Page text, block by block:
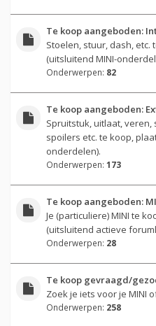
Te koop aangeboden:
Stoelen, stuur, dash, etc.
(uitsluitend MINI-
Onderwerpen: 82
Te koop aangeboden:
Spruitstuk, uitlaat, veren,
spoilers etc. te koop,
onderdelen).
Onderwerpen: 173
Te koop aangeboden:
Je (particuliere) MINI te
(uitsluitend actieve
Onderwerpen: 28
Te koop gevraagd/
Zoek je iets voor je MINI
Onderwerpen: 258